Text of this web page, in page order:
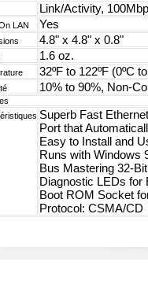
Link/Activity,
LAN Yes
4.8" x 4.8" x 0.8"
1.6 oz.
32ºF to 122ºF (0ºC
10% to 90%, Non-
Superb Fast
Port that
Easy to Install and
Runs with Windows
Bus Mastering 32-
Diagnostic LEDs for
Boot ROM Socket
Protocol: CSMA/CD